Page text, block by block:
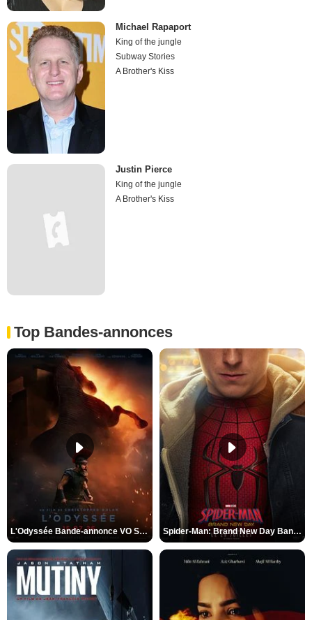
Michael Rapaport
King of the jungle
Subway Stories
A Brother's Kiss
Justin Pierce
King of the jungle
A Brother's Kiss
Top Bandes-annonces
L'Odyssée Bande-annonce VO STFR Spider-Man: Brand New Day Bande-annonce VO STFR